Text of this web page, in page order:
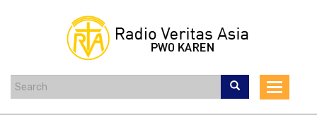
content
Toggle